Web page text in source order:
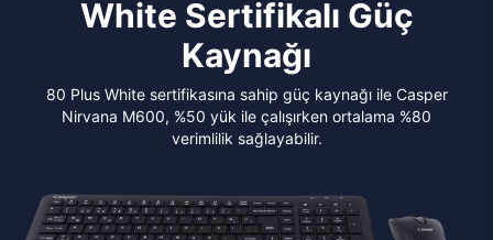
White Sertifikalı Güç
Kaynağı
80 Plus White sertifikasına sahip güç kaynağı ile Casper
Nirvana M600, %50 yük ile çalışırken ortalama %80
verimlilik sağlayabilir.